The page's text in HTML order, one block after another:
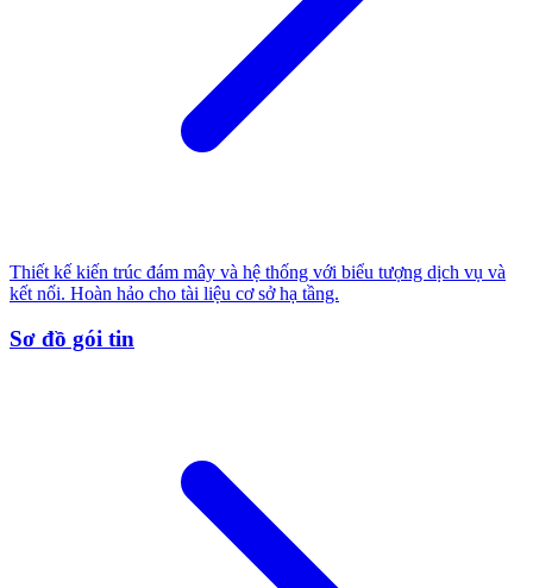
Thiết kế kiến trúc đám mây và hệ thống với biểu tượng dịch vụ và
kết nối. Hoàn hảo cho tài liệu cơ sở hạ tầng.
Sơ đồ gói tin